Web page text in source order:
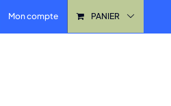
Mon compte PANIER